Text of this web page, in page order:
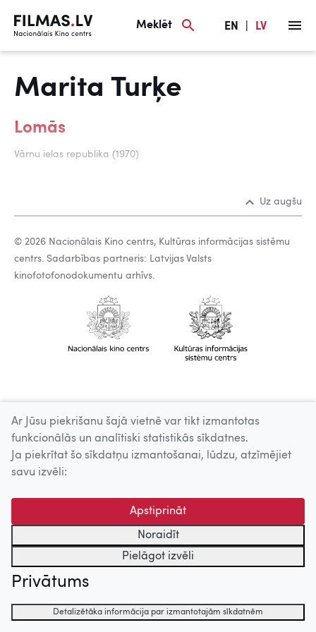
Meklēt EN LV
Marita Turķe
Lomās
Vārnu ielas republika (1970)
Uz augšu
© 2026 Nacionālais Kino centrs, Kultūras informācijas sistēmu
centrs. Sadarbības partneris: Latvijas Valsts
kinofotofonodokumentu arhīvs.
Ar Jūsu piekrišanu šajā vietnē var tikt izmantotas
funkcionālās un analītiski statistikās sīkdatnes.
Ja piekrītat šo sīkdatņu izmantošanai, lūdzu, atzīmējiet
savu izvēli:
Apstiprināt
Noraidīt
Pielāgot izvēli
Privātums
Detalizētāka informācija par izmantotajām sīkdatnēm